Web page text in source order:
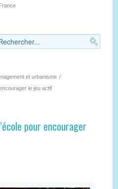
et urbanisme /
le jeu actif
pour encourager